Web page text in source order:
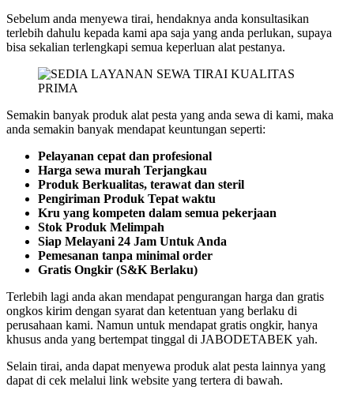
Sebelum anda menyewa tirai, hendaknya anda konsultasikan
terlebih dahulu kepada kami apa saja yang anda perlukan, supaya
bisa sekalian terlengkapi semua keperluan alat pestanya.
Semakin banyak produk alat pesta yang anda sewa di kami, maka
anda semakin banyak mendapat keuntungan seperti:
Pelayanan cepat dan profesional
Harga sewa murah Terjangkau
Produk Berkualitas, terawat dan steril
Pengiriman Produk Tepat waktu
Kru yang kompeten dalam semua pekerjaan
Stok Produk Melimpah
Siap Melayani 24 Jam Untuk Anda
Pemesanan tanpa minimal order
Gratis Ongkir (S&K Berlaku)
Terlebih lagi anda akan mendapat pengurangan harga dan gratis
ongkos kirim dengan syarat dan ketentuan yang berlaku di
perusahaan kami. Namun untuk mendapat gratis ongkir, hanya
khusus anda yang bertempat tinggal di JABODETABEK yah.
Selain tirai, anda dapat menyewa produk alat pesta lainnya yang
dapat di cek melalui link website yang tertera di bawah.